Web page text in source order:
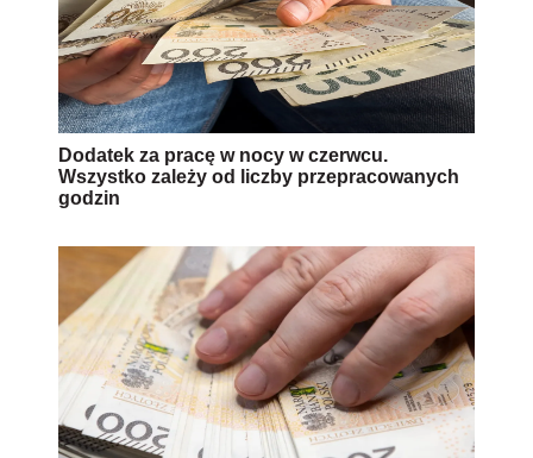
Dodatek za pracę w nocy w czerwcu.
Wszystko zależy od liczby przepracowanych
godzin